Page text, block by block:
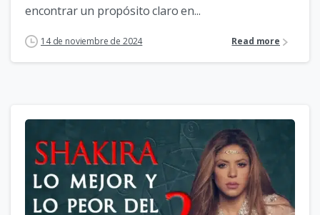
encontrar un propósito claro en...
14 de noviembre de 2024 Read more